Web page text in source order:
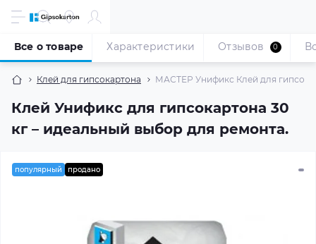
Клей для гипсокартона МАСТЕР Унификс Клей для
Клей Унификс для гипсокартона 30
кг – идеальный выбор для ремонта.
Все о товаре Характеристики Отзывов 0
популярный продано